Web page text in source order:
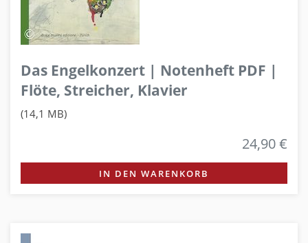
Das Engelkonzert | Notenheft PDF |
Flöte, Streicher, Klavier
(14,1 MB)
24,90 €
IN DEN WARENKORB